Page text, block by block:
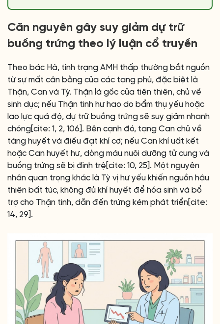
Căn nguyên gây suy giảm dự trữ
buồng trứng theo lý luận cổ truyền
Theo bác Hà, tình trạng AMH thấp thường bắt nguồn
từ sự mất cân bằng của các tạng phủ, đặc biệt là
Thận, Can và Tỳ. Thận là gốc của tiên thiên, chủ về
sinh dục; nếu Thận tinh hư hao do bẩm thụ yếu hoặc
lao lực quá độ, dự trữ buồng trứng sẽ suy giảm nhanh
chóng[cite: 1, 2, 106]. Bên cạnh đó, tạng Can chủ về
tàng huyết và điều đạt khí cơ; nếu Can khí uất kết
hoặc Can huyết hư, dòng máu nuôi dưỡng tử cung và
buồng trứng sẽ bị đình trệ[cite: 10, 25]. Một nguyên
nhân quan trọng khác là Tỳ vị hư yếu khiến nguồn hậu
thiên bất túc, không đủ khí huyết để hóa sinh và bổ
trợ cho Thận tinh, dẫn đến trứng kém phát triển[cite:
14, 29].